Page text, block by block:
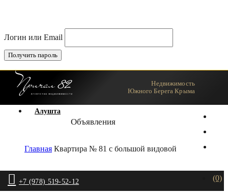
Логин или Email
Ялта
Алушта
+7 (978) 519-52-12 (0)
Недвижимость
Южного Берега Крыма
Объявления
Главная Квартира № 81 с большой видовой